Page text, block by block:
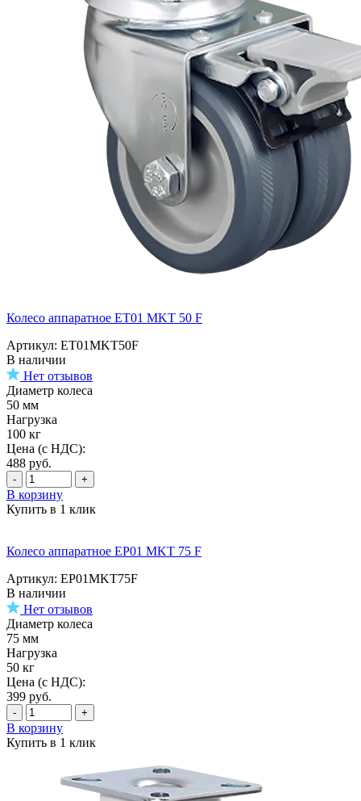
Колесо аппаратное ET01 MKT 50 F
Артикул: ET01MKT50F
В наличии
Нет отзывов
Диаметр колеса
50 мм
Нагрузка
100 кг
Цена (с НДС):
488 руб.
- +
В корзину
Купить в 1 клик
Колесо аппаратное EP01 MKT 75 F
Артикул: EP01MKT75F
В наличии
Нет отзывов
Диаметр колеса
75 мм
Нагрузка
50 кг
Цена (с НДС):
399 руб.
- +
В корзину
Купить в 1 клик